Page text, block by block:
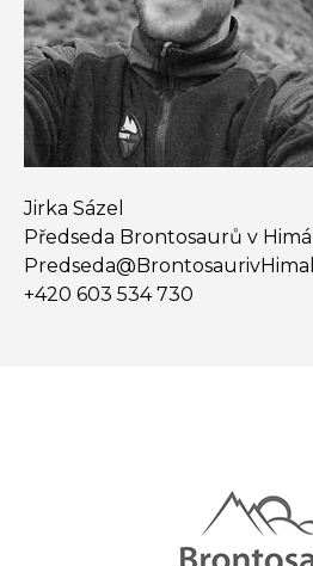
Jirka Sázel
Předseda Brontosaurů v
+420 603 534 730